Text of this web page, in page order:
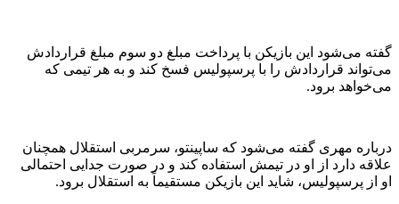
گفته می‌شود این بازیکن با پرداخت مبلغ دو سوم مبلغ قراردادش
می‌تواند قراردادش را با پرسپولیس فسخ کند و به هر تیمی که
می‌خواهد برود.
درباره مهری گفته می‌شود که ساپینتو، سرمربی استقلال همچنان
علاقه دارد از او در تیمش استفاده کند و در صورت جدایی احتمالی
او از پرسپولیس، شاید این بازیکن مستقیماً به استقلال برود.